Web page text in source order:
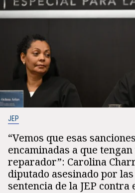
JEP
“Vemos que esas
encaminadas a que
reparador”: Carolina
diputado asesinado por las
sentencia de la JEP contra